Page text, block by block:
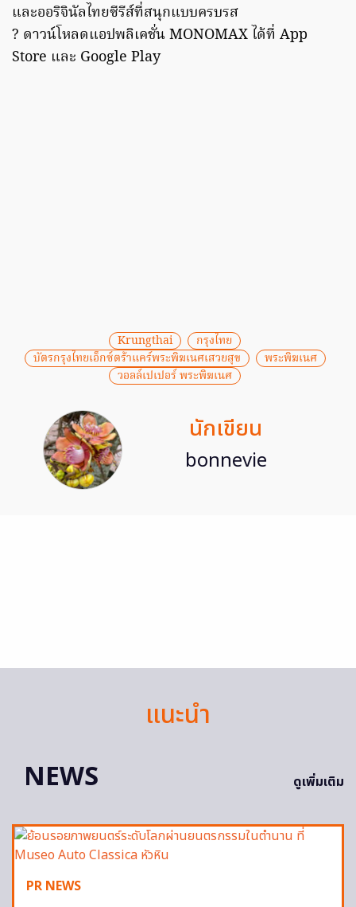
และออริจินัลไทยซีรีส์ที่สนุกแบบครบรส
? ดาวน์โหลดแอปพลิเคชั่น MONOMAX ได้ที่ App
Store และ Google Play
Krungthai
กรุงไทย
บัตรกรุงไทยเอ็กซ์ตร้าแคร์พระพิฆเนศเสวยสุข
พระพิฆเนศ
วอลล์เปเปอร์ พระพิฆเนศ
นักเขียน
bonnevie
แนะนำ
NEWS
ดูเพิ่มเติม
PR NEWS